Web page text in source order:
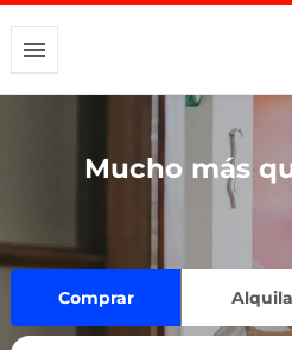
Mucho más
Comprar